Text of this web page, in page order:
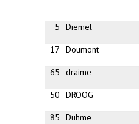
5 Diemel
17 Doumont
65 draime
50 DROOG
85 Duhme